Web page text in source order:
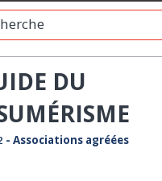
DU
- Associations agréées